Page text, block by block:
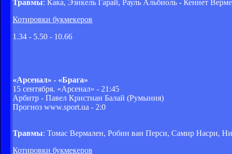
Травмы: Кака, Эзикель Гарай, Рауль Альбиоль - Кеннет
Котировки букмекеров
1.34 - 5.50 - 10.66
«Арсенал» - «Брага»
15 сентября. «Арсенал» - 21:45
Арбитр - Павел Кристиан Балай (Румыния)
Прогноз www.sport.ua - 2:0
Травмы: Томас Вермален, Робин ван Перси, Самир Насри,
Котировки букмекеров